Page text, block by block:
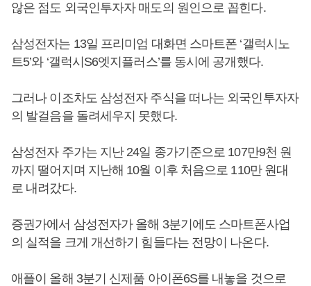
않은 점도 외국인투자자 매도의 원인으로 꼽힌다.
삼성전자는 13일 프리미엄 대화면 스마트폰 ‘갤럭시노
트5’와 ‘갤럭시S6엣지플러스’를 동시에 공개했다.
그러나 이조차도 삼성전자 주식을 떠나는 외국인투자자
의 발걸음을 돌려세우지 못했다.
삼성전자 주가는 지난 24일 종가기준으로 107만9천 원
까지 떨어지며 지난해 10월 이후 처음으로 110만 원대
로 내려갔다.
증권가에서 삼성전자가 올해 3분기에도 스마트폰사업
의 실적을 크게 개선하기 힘들다는 전망이 나온다.
애플이 올해 3분기 신제품 아이폰6S를 내놓을 것으로